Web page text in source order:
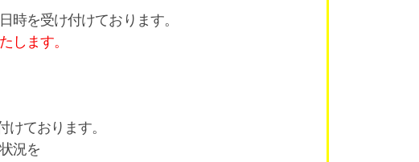
時を受け付けております。
します。
ております。
況を